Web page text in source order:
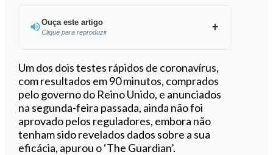
Ouça este artigo
Clique para reproduzir
Ouvir este artigo
Um dos dois testes rápidos de coronavírus,
com resultados em 90 minutos, comprados
pelo governo do Reino Unido, e anunciados
na segunda-feira passada, ainda não foi
aprovado pelos reguladores, embora não
tenham sido revelados dados sobre a sua
eficácia, apurou o ‘The Guardian’.